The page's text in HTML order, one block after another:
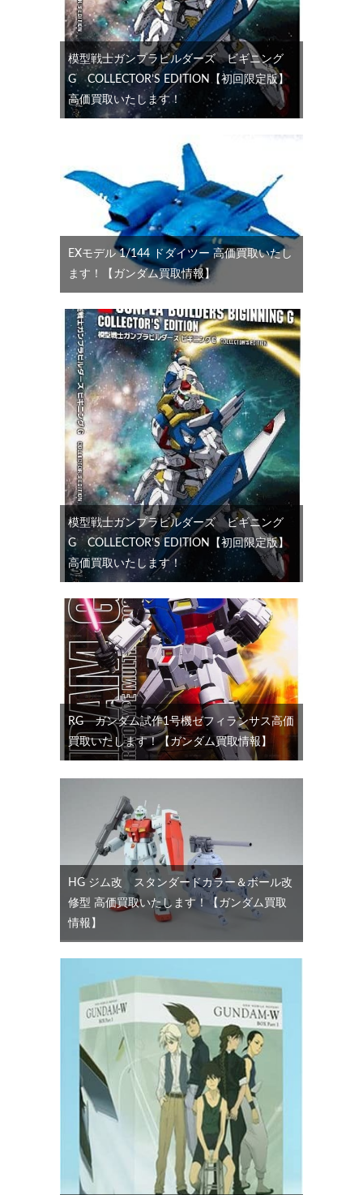
模型戦士ガンプラビルダーズ ビギニング
G COLLECTOR’S EDITION【初回限定版】
高価買取いたします！
EXモデル 1/144 ドダイツー 高価買取いたし
ます！【ガンダム買取情報】
模型戦士ガンプラビルダーズ ビギニング
G COLLECTOR’S EDITION【初回限定版】
高価買取いたします！
RG ガンダム試作1号機ゼフィランサス高価
買取いたします！【ガンダム買取情報】
HG ジム改 スタンダードカラー＆ボール改
修型 高価買取いたします！【ガンダム買取
情報】